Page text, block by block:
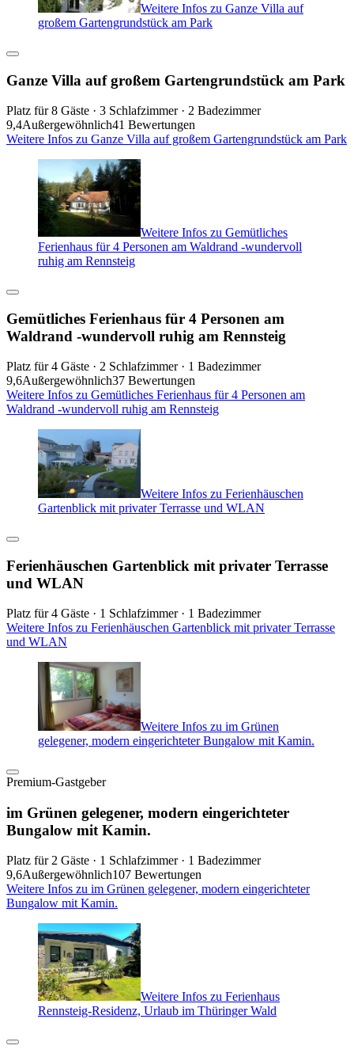
Weitere Infos zu Ganze Villa auf
großem Gartengrundstück am Park
Ganze Villa auf großem Gartengrundstück am Park
Platz für 8 Gäste · 3 Schlafzimmer · 2 Badezimmer
9,4Außergewöhnlich41 Bewertungen
Weitere Infos zu Ganze Villa auf großem Gartengrundstück am Park
Weitere Infos zu Gemütliches
Ferienhaus für 4 Personen am Waldrand -wundervoll
ruhig am Rennsteig
Gemütliches Ferienhaus für 4 Personen am
Waldrand -wundervoll ruhig am Rennsteig
Platz für 4 Gäste · 2 Schlafzimmer · 1 Badezimmer
9,6Außergewöhnlich37 Bewertungen
Weitere Infos zu Gemütliches Ferienhaus für 4 Personen am
Waldrand -wundervoll ruhig am Rennsteig
Weitere Infos zu Ferienhäuschen
Gartenblick mit privater Terrasse und WLAN
Ferienhäuschen Gartenblick mit privater Terrasse
und WLAN
Platz für 4 Gäste · 1 Schlafzimmer · 1 Badezimmer
Weitere Infos zu Ferienhäuschen Gartenblick mit privater Terrasse
und WLAN
Weitere Infos zu im Grünen
gelegener, modern eingerichteter Bungalow mit Kamin.
Premium-Gastgeber
im Grünen gelegener, modern eingerichteter
Bungalow mit Kamin.
Platz für 2 Gäste · 1 Schlafzimmer · 1 Badezimmer
9,6Außergewöhnlich107 Bewertungen
Weitere Infos zu im Grünen gelegener, modern eingerichteter
Bungalow mit Kamin.
Weitere Infos zu Ferienhaus
Rennsteig-Residenz, Urlaub im Thüringer Wald